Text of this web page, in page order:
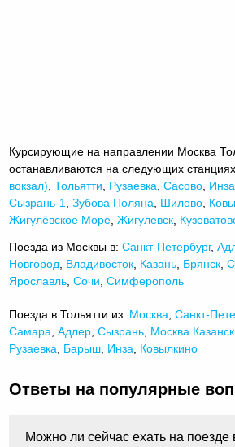
Курсирующие на направлении Москва
останавливаются на следующих
вокзал) ,Тольятти Рузаевка ,Сасово Инза
Сызрань-1
,Зубова Поляна Шилово
Жигулёвское Море ,Жигулевск
Поезда из Москвы в:Санкт-Петербург,
Новгород
Владивосток Казань Брянск ,
Ярославль ,Сочи ,Симферополь
Поезда в Тольятти из: Москва ,Санкт-
Самара ,Адлер ,Сызрань Москва
Рузаевка
Барыш Инза Ковылкино
Ответы на популярные
Можно ли сейчас ехать на поезде